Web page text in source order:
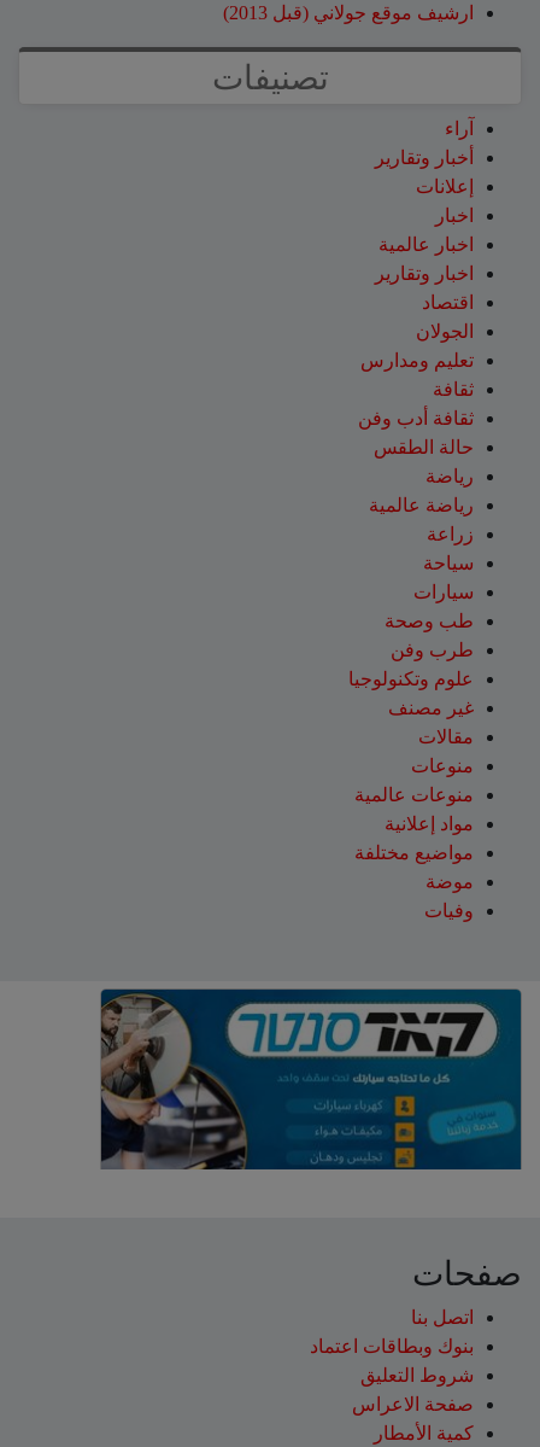
ارشيف موقع جولاني (قبل 2013)
تصنيفات
آراء
أخبار وتقارير
إعلانات
اخبار
اخبار عالمية
اخبار وتقارير
اقتصاد
الجولان
تعليم ومدارس
ثقافة
ثقافة أدب وفن
حالة الطقس
رياضة
رياضة عالمية
زراعة
سياحة
سيارات
طب وصحة
طرب وفن
علوم وتكنولوجيا
غير مصنف
مقالات
منوعات
منوعات عالمية
مواد إعلانية
مواضيع مختلفة
موضة
وفيات
صفحات
اتصل بنا
بنوك وبطاقات اعتماد
شروط التعليق‎
صفحة الاعراس
كمية الأمطار